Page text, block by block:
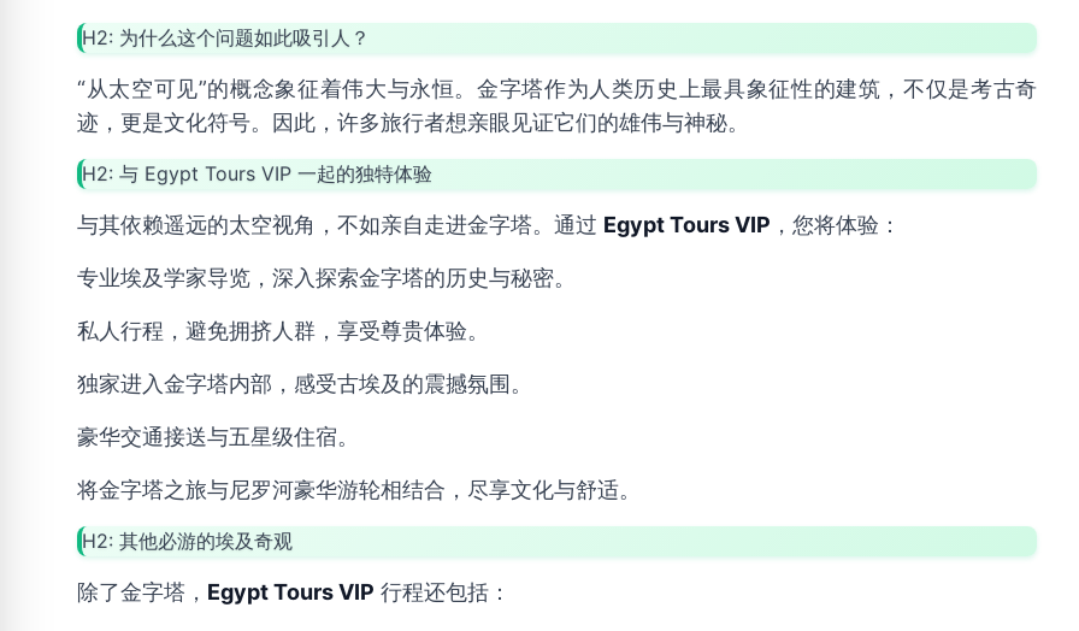
H2: 为什么这个问题如此吸引人？
“从太空可见”的概念象征着伟大与永恒。金字塔作为人类历史上最具象征性的建筑，不仅是考古奇
迹，更是文化符号。因此，许多旅行者想亲眼见证它们的雄伟与神秘。
H2: 与 Egypt Tours VIP 一起的独特体验
与其依赖遥远的太空视角，不如亲自走进金字塔。通过 Egypt Tours VIP ，您将体验：
专业埃及学家导览，深入探索金字塔的历史与秘密。
私人行程，避免拥挤人群，享受尊贵体验。
独家进入金字塔内部，感受古埃及的震撼氛围。
豪华交通接送与五星级住宿。
将金字塔之旅与尼罗河豪华游轮相结合，尽享文化与舒适。
H2: 其他必游的埃及奇观
除了金字塔， Egypt Tours VIP 行程还包括：